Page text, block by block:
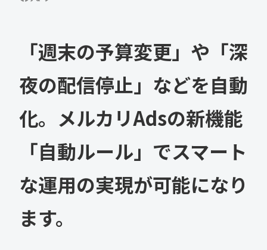
「週末の予算変更」や「深
夜の配信停止」などを自動
化。メルカリAdsの新機能
「自動ルール」でスマート
な運用の実現が可能になり
ます。